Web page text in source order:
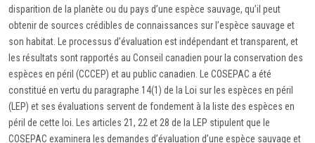
disparition de la planète ou du pays d’une espèce sauvage, qu’il peut
obtenir de sources crédibles de connaissances sur l’espèce sauvage et
son habitat. Le processus d’évaluation est indépendant et transparent, et
les résultats sont rapportés au Conseil canadien pour la conservation des
espèces en péril (CCCEP) et au public canadien. Le COSEPAC a été
constitué en vertu du paragraphe 14(1) de la Loi sur les espèces en péril
(LEP) et ses évaluations servent de fondement à la liste des espèces en
péril de cette loi. Les articles 21, 22 et 28 de la LEP stipulent que le
COSEPAC examinera les demandes d’évaluation d’une espèce sauvage et